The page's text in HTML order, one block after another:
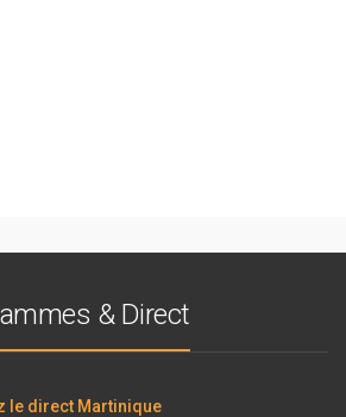
& Direct
le direct Martinique